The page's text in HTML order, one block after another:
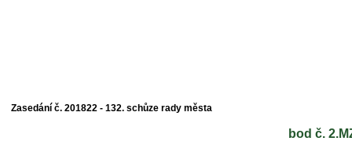
Zasedání č. 201822 - 132. schůze rady města
bod č.